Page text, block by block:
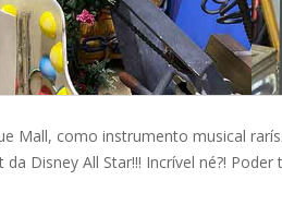
Mall, como instrumento musical
Disney All Star!!! Incrível né?!